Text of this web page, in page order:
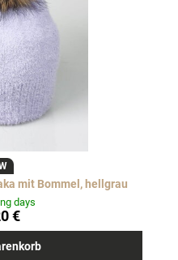
mit Bommel, hellgrau
days
€